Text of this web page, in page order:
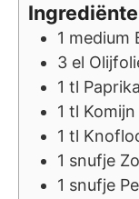
1 medium
3 el
1 tl Paprika
1 tl Komijn
1 tl
1 snufje
1 snufje